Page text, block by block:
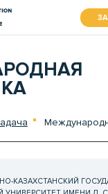
КАЗАХСТАНСКИЙ